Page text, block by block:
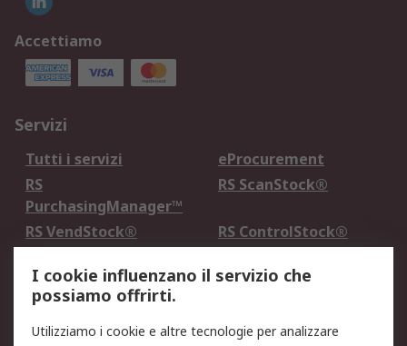
Accettiamo
Servizi
Tutti i servizi
eProcurement
RS
PurchasingManager™
RS ScanStock®
RS VendStock®
RS ControlStock®
Legale
Informativa Cookie Informativa Privacy -
I cookie influenzano il servizio che
possiamo offrirti.
Utilizziamo i cookie e altre tecnologie per analizzare